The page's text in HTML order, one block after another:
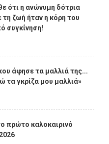
ότι η ανώνυμη δότρια
ζωή ήταν η κόρη του
συγκίνηση!
άφησε τα μαλλιά της...
τα γκρίζα μου μαλλιά»
πρώτο καλοκαιρινό